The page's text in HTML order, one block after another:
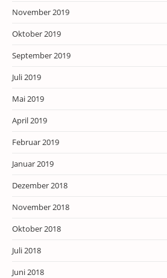
November 2019
Oktober 2019
September 2019
Juli 2019
Mai 2019
April 2019
Februar 2019
Januar 2019
Dezember 2018
November 2018
Oktober 2018
Juli 2018
Juni 2018